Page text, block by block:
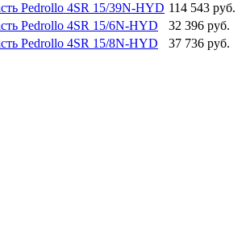
Pedrollo 4SR 15/39N-HYD 114 543 руб.
Pedrollo 4SR 15/6N-HYD
32 396 руб.
Pedrollo 4SR 15/8N-HYD
37 736 руб.